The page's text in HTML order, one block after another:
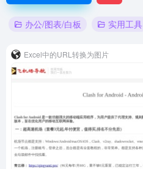
办公/图表/白板 实用工具
Excel中的URL转换为图片